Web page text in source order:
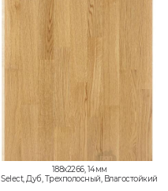
188x2266, 14мм
Select, Дуб, Трехполосный, Влагостойкий